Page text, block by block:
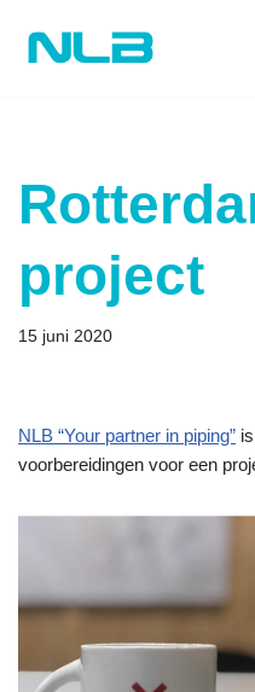
Ga
project
15 juni 2020
NLB “Your partner in piping”​
voorbereidingen voor een